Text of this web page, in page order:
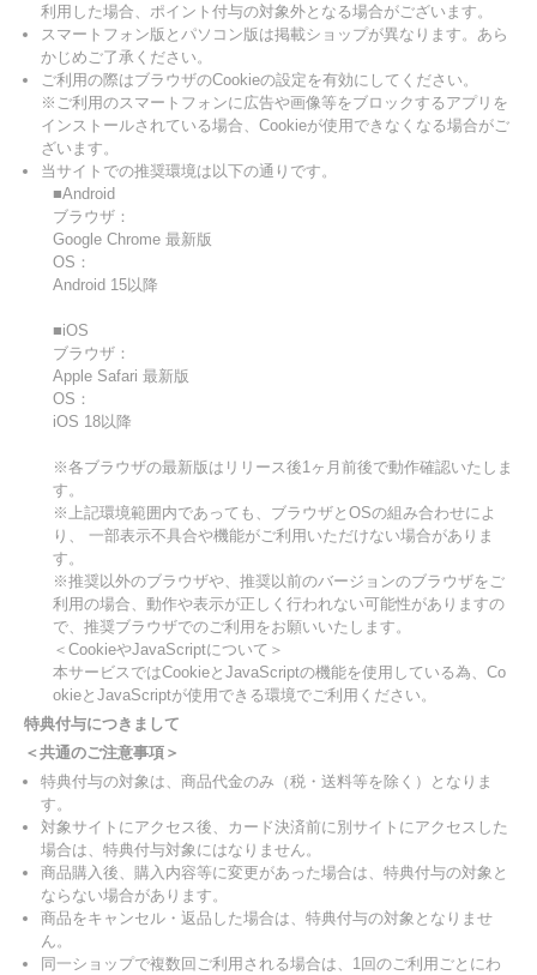
利用した場合、ポイント付与の対象外となる場合がございます。
スマートフォン版とパソコン版は掲載ショップが異なります。あら
かじめご了承ください。
ご利用の際はブラウザのCookieの設定を有効にしてください。
※ご利用のスマートフォンに広告や画像等をブロックするアプリを
インストールされている場合、Cookieが使用できなくなる場合がご
ざいます。
当サイトでの推奨環境は以下の通りです。
■Android
ブラウザ：
Google Chrome 最新版
OS：
Android 15以降
■iOS
ブラウザ：
Apple Safari 最新版
OS：
iOS 18以降
※各ブラウザの最新版はリリース後1ヶ月前後で動作確認いたしま
す。
※上記環境範囲内であっても、ブラウザとOSの組み合わせによ
り、 一部表示不具合や機能がご利用いただけない場合がありま
す。
※推奨以外のブラウザや、推奨以前のバージョンのブラウザをご
利用の場合、動作や表示が正しく行われない可能性がありますの
で、推奨ブラウザでのご利用をお願いいたします。
＜CookieやJavaScriptについて＞
本サービスではCookieとJavaScriptの機能を使用している為、Co
okieとJavaScriptが使用できる環境でご利用ください。
特典付与につきまして
＜共通のご注意事項＞
特典付与の対象は、商品代金のみ（税・送料等を除く）となりま
す。
対象サイトにアクセス後、カード決済前に別サイトにアクセスした
場合は、特典付与対象にはなりません。
商品購入後、購入内容等に変更があった場合は、特典付与の対象と
ならない場合があります。
商品をキャンセル・返品した場合は、特典付与の対象となりませ
ん。
同一ショップで複数回ご利用される場合は、1回のご利用ごとにわ